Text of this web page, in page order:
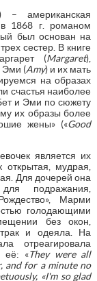
– американская
в 1868 г. романом
был основан на
сестер. В книге
(Margaret),
Эми (Amy) и их мать
на образах
счастья наиболее
и Эми по сюжету
их образы более
жены» («Good
является их
мудрая,
Для дочерей она
подражания,
Марми
голодающими
без окон,
и одеяла. На
отреагировала
её: «They were all
and for a minute no
«I'm so glad